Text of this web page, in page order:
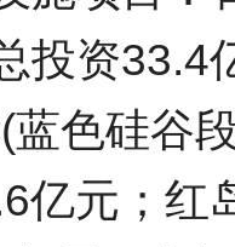
投资33.4
蓝色硅谷
亿元；红